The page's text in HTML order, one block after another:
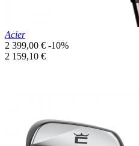
Acier
Prix
de
2 399,00 € -10%
Prix
2 159,10 €
Aperçu rapide